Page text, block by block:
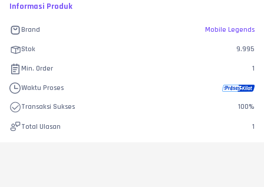
Informasi Produk
Brand Mobile Legends
Stok 9.995
Min. Order 1
Waktu Proses
Transaksi Sukses 100%
Total Ulasan 1